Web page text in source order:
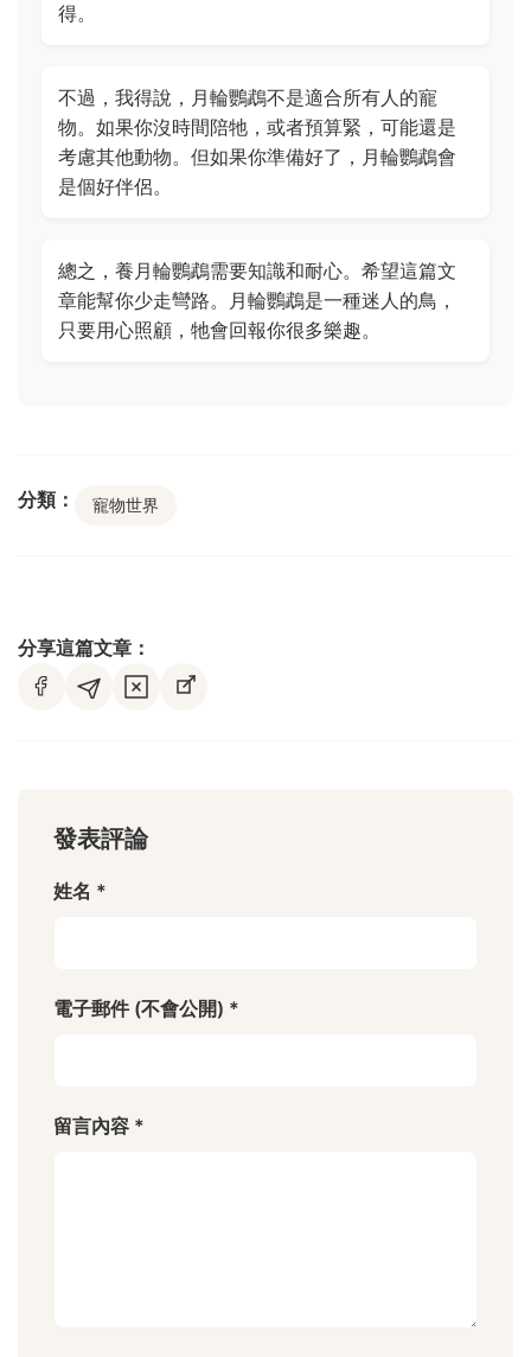
得。
不過，我得說，月輪鸚鵡不是適合所有人的寵
物。如果你沒時間陪牠，或者預算緊，可能還是
考慮其他動物。但如果你準備好了，月輪鸚鵡會
是個好伴侶。
總之，養月輪鸚鵡需要知識和耐心。希望這篇文
章能幫你少走彎路。月輪鸚鵡是一種迷人的鳥，
只要用心照顧，牠會回報你很多樂趣。
分類： 寵物世界
分享這篇文章：
發表評論
姓名 *
電子郵件 (不會公開) *
留言內容 *